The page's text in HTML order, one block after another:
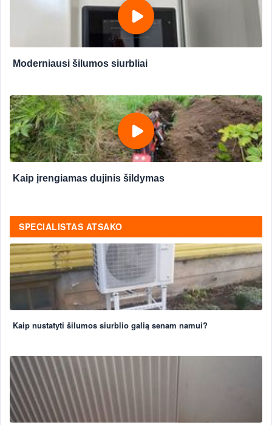
Moderniausi šilumos siurbliai
Kaip įrengiamas dujinis šildymas
SPECIALISTAS ATSAKO
Kaip nustatyti šilumos siurblio galią senam namui?